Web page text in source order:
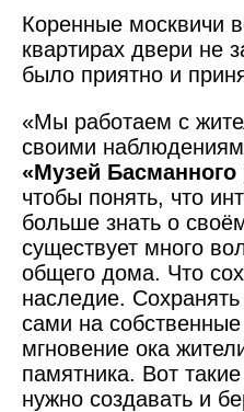
Коренные москвичи
квартирах двери не
было приятно и
«Мы работаем с
своими
«Музей Басманного
чтобы понять, что
больше знать о
существует много
общего дома. Что
наследие.
сами на
мгновение ока
памятника. Вот
нужно создавать и